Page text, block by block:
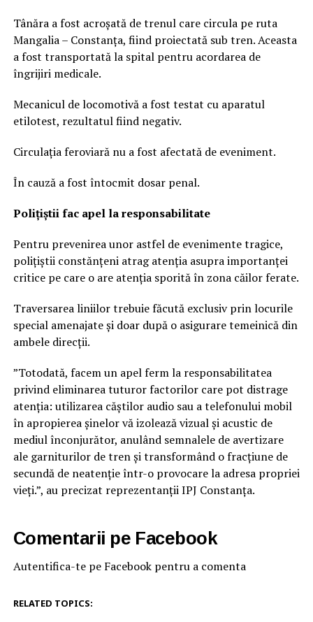
Tânăra a fost acroșată de trenul care circula pe ruta
Mangalia – Constanța, fiind proiectată sub tren. Aceasta
a fost transportată la spital pentru acordarea de
îngrijiri medicale.
Mecanicul de locomotivă a fost testat cu aparatul
etilotest, rezultatul fiind negativ.
Circulația feroviară nu a fost afectată de eveniment.
În cauză a fost întocmit dosar penal.
Polițiștii fac apel la responsabilitate
Pentru prevenirea unor astfel de evenimente tragice,
polițiștii constănțeni atrag atenția asupra importanței
critice pe care o are atenția sporită în zona căilor ferate.
Traversarea liniilor trebuie făcută exclusiv prin locurile
special amenajate și doar după o asigurare temeinică din
ambele direcții.
”Totodată, facem un apel ferm la responsabilitatea
privind eliminarea tuturor factorilor care pot distrage
atenția: utilizarea căștilor audio sau a telefonului mobil
în apropierea șinelor vă izolează vizual și acustic de
mediul înconjurător, anulând semnalele de avertizare
ale garniturilor de tren și transformând o fracțiune de
secundă de neatenție într-o provocare la adresa propriei
vieți.”, au precizat reprezentanții IPJ Constanța.
Comentarii pe Facebook
Autentifica-te pe Facebook pentru a comenta
RELATED TOPICS: